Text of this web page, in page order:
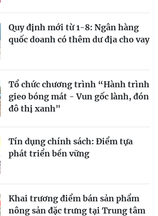
Quy định mới từ 1-8: Ngân hàng
quốc doanh có thêm dư địa cho vay
Tổ chức chương trình “Hành trình
gieo bóng mát - Vun gốc lành, đón
đô thị xanh"
Tín dụng chính sách: Ðiểm tựa
phát triển bền vững
Khai trương điểm bán sản phẩm
nông sản đặc trưng tại Trung tâm